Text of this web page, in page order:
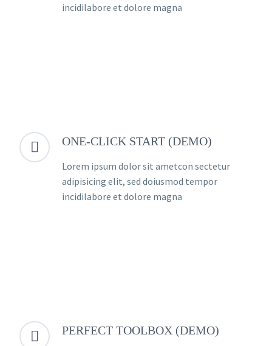
incidilabore et dolore magna

 ONE-CLICK START (DEMO)
Lorem ipsum dolor sit ametcon sectetur
adipisicing elit, sed doiusmod tempor
incidilabore et dolore magna

 PERFECT TOOLBOX (DEMO)